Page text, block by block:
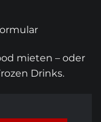
mieten – oder
Drinks.